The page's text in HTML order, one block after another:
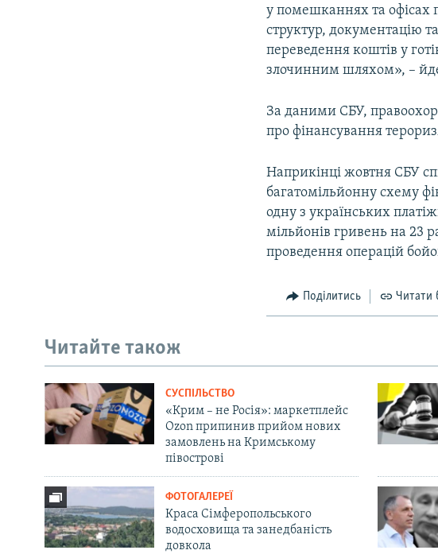
у помешканнях та офісах
структур, документацію
переведення коштів у
злочинним шляхом», –
За даними СБУ,
про фінансування
Наприкінці жовтня СБУ
багатомільйонну схему
одну з українських
мільйонів гривень на 23
проведення операцій
Поділитись Читати
Читайте також
СУСПІЛЬСТВО
«Крим – не Росія»: маркетплейс
Ozon припинив прийом нових
замовлень на Кримському
півострові
ФОТОГАЛЕРЕЇ
Краса Сімферопольського
водосховища та занедбаність
довкола